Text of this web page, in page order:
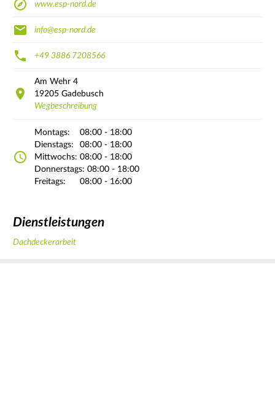
www.esp-nord.de
info@esp-nord.de
+49 3886 7208566
Am Wehr 4
19205 Gadebusch
Wegbeschreibung
Montags:
08:00 - 18:00
Dienstags:
08:00 - 18:00
Mittwochs: 08:00 - 18:00
Donnerstags: 08:00 - 18:00
Freitags:
08:00 - 16:00
Dienstleistungen
Dachdeckerarbeit